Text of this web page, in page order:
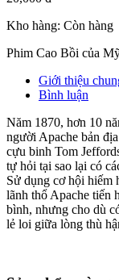
Kho hàng: Còn hàng
Phim Cao Bồi của
Giới thiệu
Bình luận
Năm 1870, hơn 10
người Apache bản
cựu binh Tom
tự hỏi tại sao lại có
Sử dụng cơ hội hiếm
lãnh thổ Apache tiến
bình, nhưng cho dù
lẻ loi giữa lòng thù